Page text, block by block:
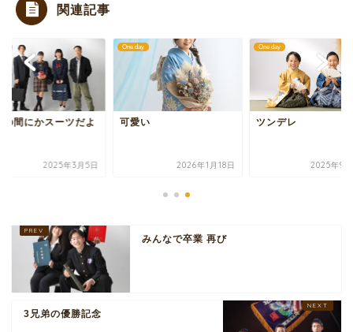
関連記事
の間にかスーツだよ
2025年3月5日
One day
可愛い
2026年1月18日
One day
ツンデレ
2025年9
みんなで卒業 再び
3兄弟の優勝記念